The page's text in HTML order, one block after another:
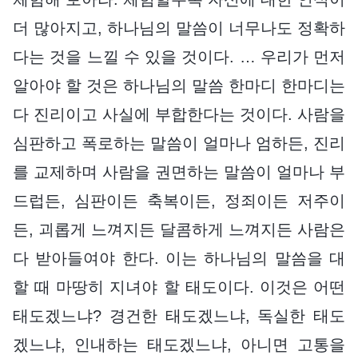
더 많아지고, 하나님의 말씀이 너무나도 정확하
다는 것을 느낄 수 있을 것이다. … 우리가 먼저
알아야 할 것은 하나님의 말씀 한마디 한마디는
다 진리이고 사실에 부합한다는 것이다. 사람을
심판하고 폭로하는 말씀이 얼마나 엄하든, 진리
를 교제하며 사람을 권면하는 말씀이 얼마나 부
드럽든, 심판이든 축복이든, 정죄이든 저주이
든, 괴롭게 느껴지든 달콤하게 느껴지든 사람은
다 받아들여야 한다. 이는 하나님의 말씀을 대
할 때 마땅히 지녀야 할 태도이다. 이것은 어떤
태도겠느냐? 경건한 태도겠느냐, 독실한 태도
겠느냐, 인내하는 태도겠느냐, 아니면 고통을